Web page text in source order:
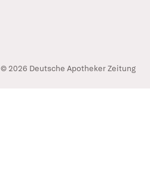
© 2026 Deutsche Apotheker Zeitung